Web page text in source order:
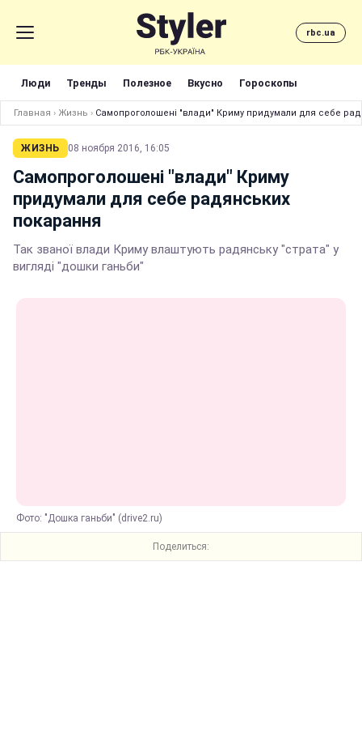
rbc.ua
Люди Тренды Полезное Вкусно Гороскопы
Главная › Жизнь › Самопроголошені "влади" Криму придумали для себе
ЖИЗНЬ 08 ноября 2016, 16:05
Самопроголошені "влади" Криму
придумали для себе радянських
покарання
Так званої влади Криму влаштують радянську "страта" у
вигляді "дошки ганьби"
Фото: "Дошка ганьби" (drive2.ru)
Поделиться: